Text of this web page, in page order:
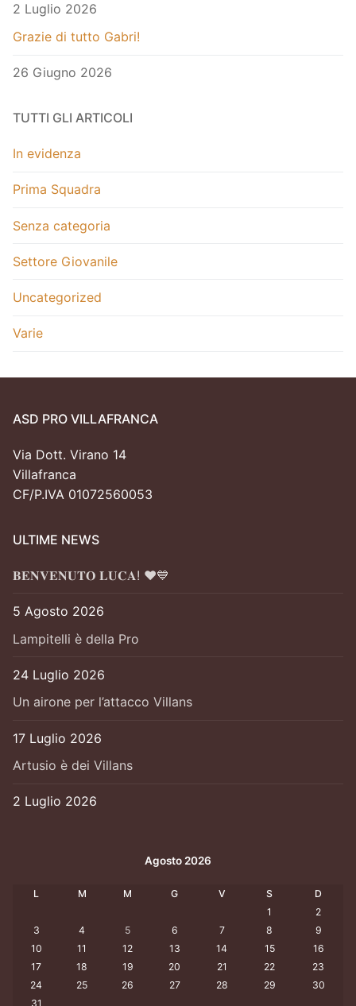
2 Luglio 2026
Grazie di tutto Gabri!
26 Giugno 2026
TUTTI GLI ARTICOLI
In evidenza
Prima Squadra
Senza categoria
Settore Giovanile
Uncategorized
Varie
ASD PRO VILLAFRANCA
Via Dott. Virano 14
Villafranca
CF/P.IVA 01072560053
ULTIME NEWS
𝐁𝐄𝐍𝐕𝐄𝐍𝐔𝐓𝐎 𝐋𝐔𝐂𝐀! ❤️💙
5 Agosto 2026
Lampitelli è della Pro
24 Luglio 2026
Un airone per l’attacco Villans
17 Luglio 2026
Artusio è dei Villans
2 Luglio 2026
Agosto 2026
L M M G V S
D
1
2
3
4 5 6 7 8
9
10
11 12 13 14 15
16
17
18 19 20 21 22
23
24
25 26 27 28 29
30
31